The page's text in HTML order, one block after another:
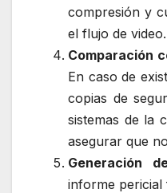
compresión y
el flujo de video.
Comparación
En caso de
copias de
sistemas de la
asegurar que
Generación
informe pericial